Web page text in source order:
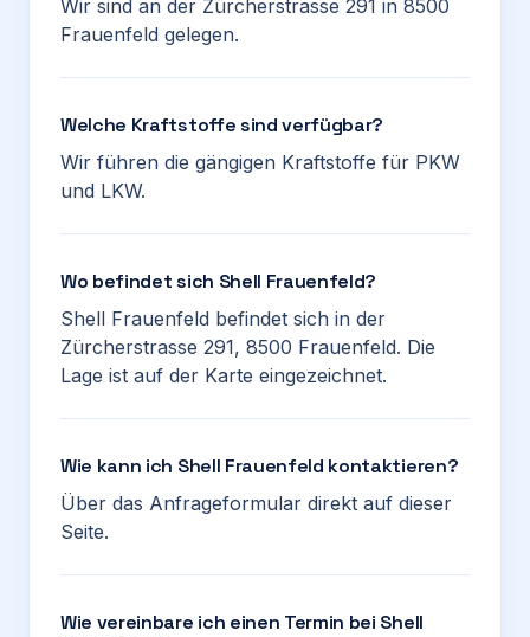
Wir sind an der Zürcherstrasse 291 in 8500
Frauenfeld gelegen.
Welche Kraftstoffe sind verfügbar?
Wir führen die gängigen Kraftstoffe für PKW
und LKW.
Wo befindet sich Shell Frauenfeld?
Shell Frauenfeld befindet sich in der
Zürcherstrasse 291, 8500 Frauenfeld. Die
Lage ist auf der Karte eingezeichnet.
Wie kann ich Shell Frauenfeld kontaktieren?
Über das Anfrageformular direkt auf dieser
Seite.
Wie vereinbare ich einen Termin bei Shell